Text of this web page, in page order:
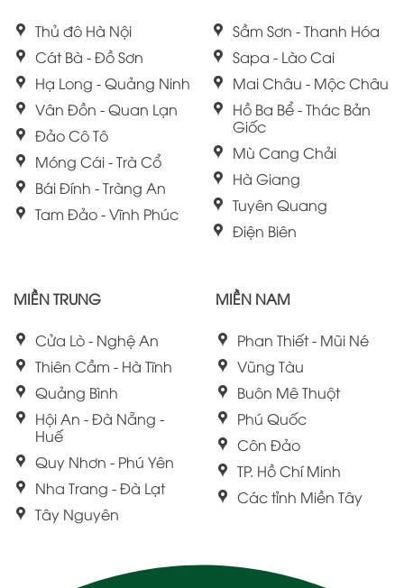
Thủ đô Hà Nội
Cát Bà - Đồ Sơn
Hạ Long - Quảng Ninh
Vân Đồn - Quan Lạn
Đảo Cô Tô
Móng Cái - Trà Cổ
Bái Đính - Tràng An
Tam Đảo - Vĩnh Phúc
Sầm Sơn - Thanh Hóa
Sapa - Lào Cai
Mai Châu - Mộc Châu
Hồ Ba Bể - Thác Bản
Giốc
Mù Cang Chải
Hà Giang
Tuyên Quang
Điện Biên
MIỀN TRUNG
Cửa Lò - Nghệ An
Thiên Cầm - Hà Tĩnh
Quảng Bình
Hội An - Đà Nẵng -
Huế
Quy Nhơn - Phú Yên
Nha Trang - Đà Lạt
Tây Nguyên
MIỀN NAM
Phan Thiết - Mũi Né
Vũng Tàu
Buôn Mê Thuột
Phú Quốc
Côn Đảo
TP. Hồ Chí Minh
Các tỉnh Miền Tây